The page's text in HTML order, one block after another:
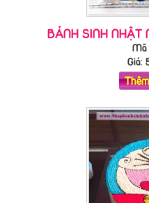
BÁNH SINH NHẬT
Mã
Giá: